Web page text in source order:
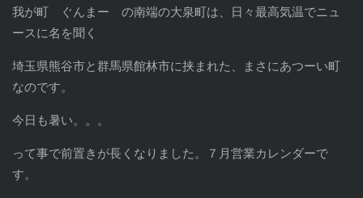
我が町 ぐんまー の南端の大泉町は、日々最高気温でニュ
ースに名を聞く
埼玉県熊谷市と群馬県館林市に挟まれた、まさにあつーい町
なのです。
今日も暑い。。。
って事で前置きが長くなりました。７月営業カレンダーで
す。